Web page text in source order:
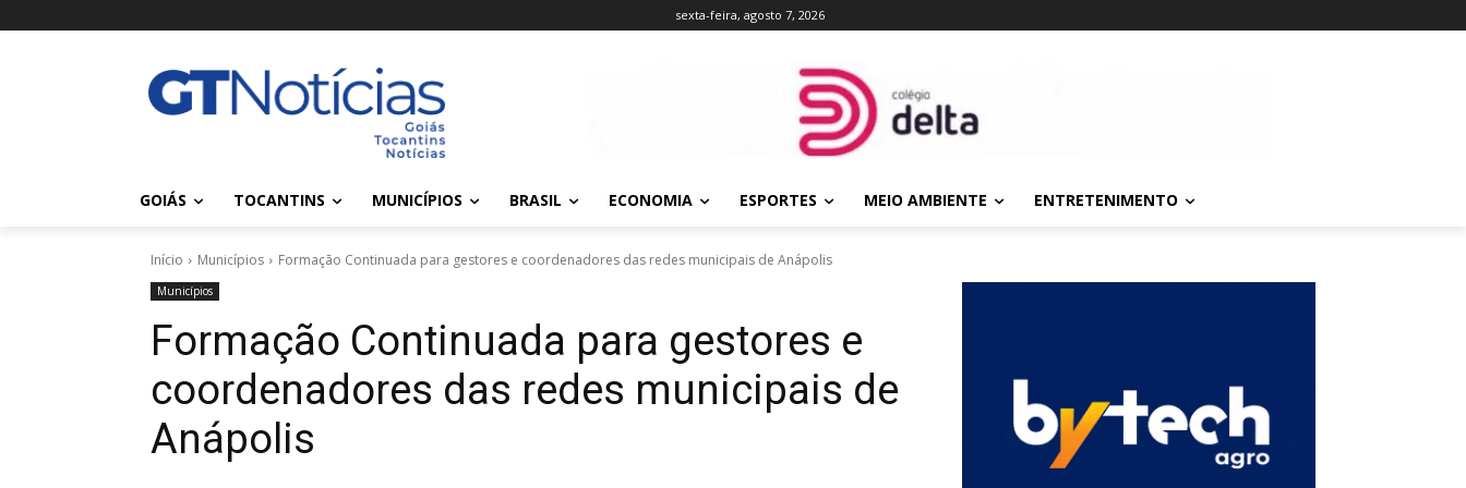
sexta-feira, agosto 7, 2026
GOIÁS TOCANTINS MUNICÍPIOS BRASIL ECONOMIA ESPORTES MEIO AMBIENTE ENTRETENIMENTO
Início Municípios Formação Continuada para gestores e coordenadores das redes municipais de Anápolis
Municípios
Formação Continuada para gestores e
coordenadores das redes municipais de
Anápolis